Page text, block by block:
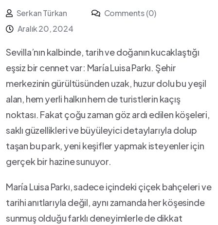
Serkan Türkan
Comments (0)
Aralık 20, 2024
Sevilla’nın ‍kalbinde, tarih ve doğanın kucaklaştığı
eşsiz bir cennet var: María Luisa ‍Parkı. Şehir⁣
merkezinin⁢ gürültüsünden uzak, huzur dolu‍ bu ‌yeşil
alan, hem yerli halkın hem ‌de turistlerin kaçış​
noktası. Fakat çoğu zaman göz ardı edilen köşeleri,
saklı güzellikleri ve büyüleyici detaylarıyla dolup
taşan bu park,⁤ yeni keşifler yapmak isteyenler için
gerçek bir hazine sunuyor.⁢
María Luisa Parkı, sadece içindeki çiçek​ bahçeleri ve
tarihi ⁢anıtlarıyla değil, aynı​ zamanda her köşesinde
sunmuş olduğu farklı deneyimlerle de dikkat‍